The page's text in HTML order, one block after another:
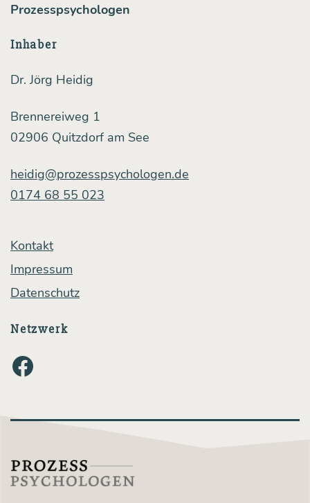
Prozesspsychologen
Inhaber
Dr. Jörg Heidig
Brennereiweg 1
02906 Quitzdorf am See
heidig@prozesspsychologen.de
0174 68 55 023
Kontakt
Impressum
Datenschutz
Netzwerk
Facebook